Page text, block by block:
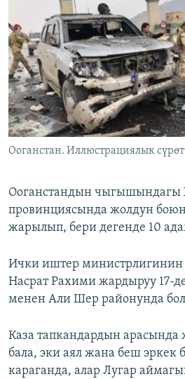
ДАНИСТЕ
ЭЖЕ-СИҢДИЛЕР
АЗАТТЫК+
ЫҢГАЙСЫЗ СУРООЛОР
ОНЛАЙН ШЕРИНЕ
ЭЕ/АРнун бардык сайттары
Ооганстан. Иллюстрациялык сүрөт
Ооганстандын чыгышындагы
провинциясында жолдун
жарылып, бери дегенде 10
Ички иштер министрлигинин
Насрат Рахими жардыруу 17-
менен Али Шер районунда
Каза тапкандардын
бала, эки аял жана беш эркек
караганда, алар Лугар